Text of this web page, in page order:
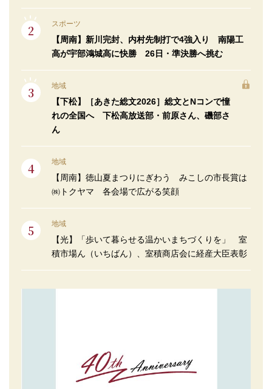
スポーツ
【周南】新川完封、内村先制打で4強入り 南陽工
高が宇部鴻城高に快勝 26日・準決勝へ挑む
地域
【下松】［あきた総文2026］総文とNコンで憧
れの全国へ 下松高放送部・前原さん、磯部さ
ん
地域
【周南】徳山夏まつりにぎわう みこしの市長賞は
㈱トクヤマ 各会場で広がる笑顔
地域
【光】「歩いて暮らせる温かいまちづくりを」 室
積市場ん（いちばん）、室積商店会に経産大臣表彰